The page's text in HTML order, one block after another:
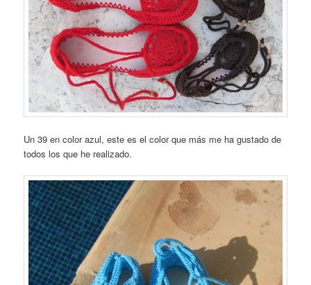
Un 39 en color azul, este es el color que más me ha gustado de
todos los que he realizado.